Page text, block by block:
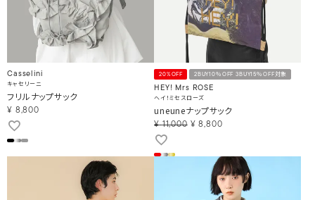
Casselini
キャセリーニ
フリルナップサック
¥ 8,800
20%OFF 2BUY10％OFF 3BUY15％OFF対象
HEY! Mrs ROSE
ヘイ！ミセスローズ
uneuneナップサック
¥ 11,000 ¥ 8,800